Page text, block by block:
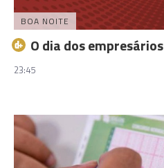
BOA NOITE
O dia dos empresários
23:45